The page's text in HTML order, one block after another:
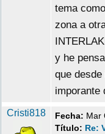
tema
zona a
y he
que
imporante
Cristi818 Fecha: Mar
Título: Re: